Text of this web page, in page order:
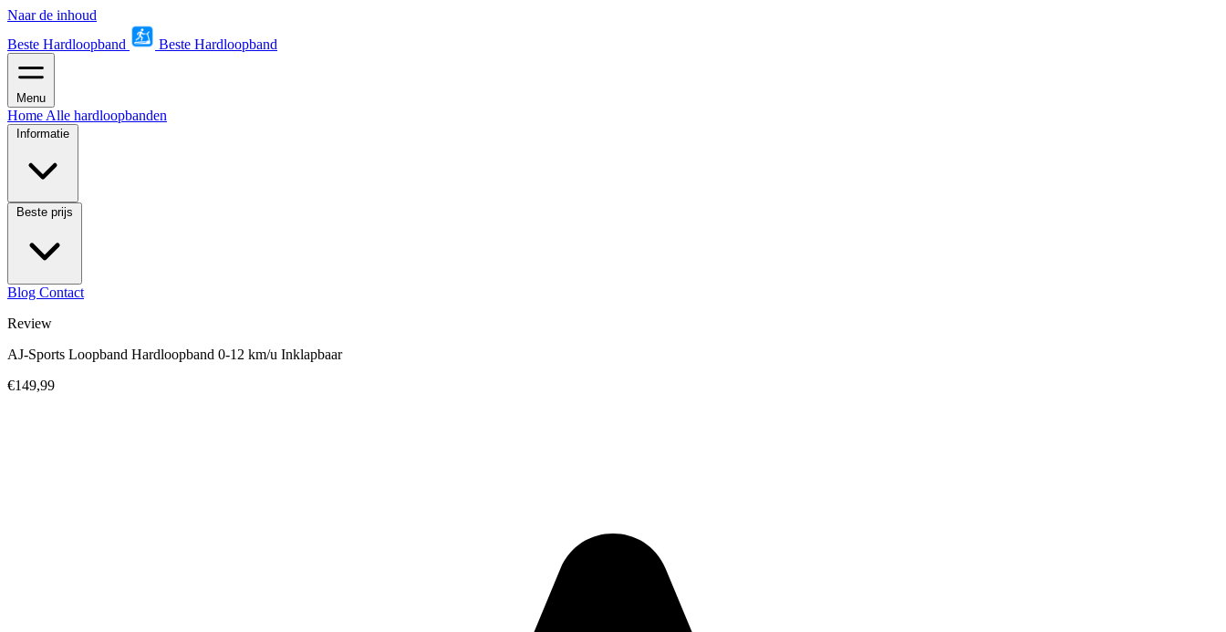
Naar de inhoud
Beste Hardloopband
Beste Hardloopband
Menu
Home Alle hardloopbanden
Informatie
Beste prijs
Blog Contact
Review
AJ-Sports Loopband Hardloopband 0-12 km/u Inklapbaar
€149,99